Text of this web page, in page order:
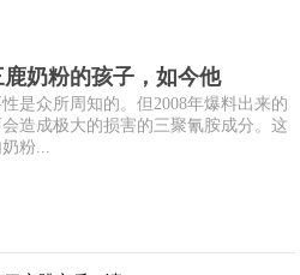
奶粉的孩子，如今他
是众所周知的。但2008年爆料出来的
造成极大的损害的三聚氰胺成分。这
粉...